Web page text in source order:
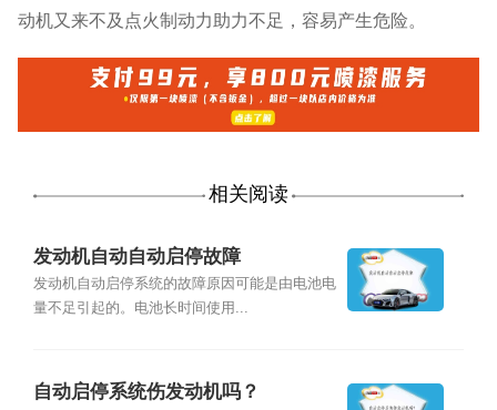
动机又来不及点火制动力助力不足，容易产生危险。
相关阅读
发动机自动自动启停故障
发动机自动启停系统的故障原因可能是由电池电
量不足引起的。电池长时间使用...
自动启停系统伤发动机吗？